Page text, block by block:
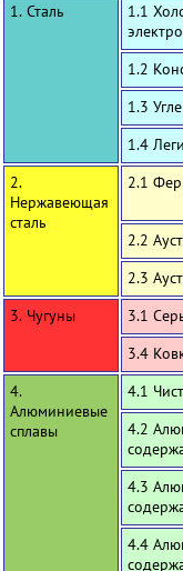
1. Сталь
1.1
1.2
1.3
1.4
2.
Нержавеющая
сталь
2.1
2.2
2.3
3. Чугуны
3.1
3.4
4.
Алюминиевые
сплавы
4.1
4.2
4.3
4.4